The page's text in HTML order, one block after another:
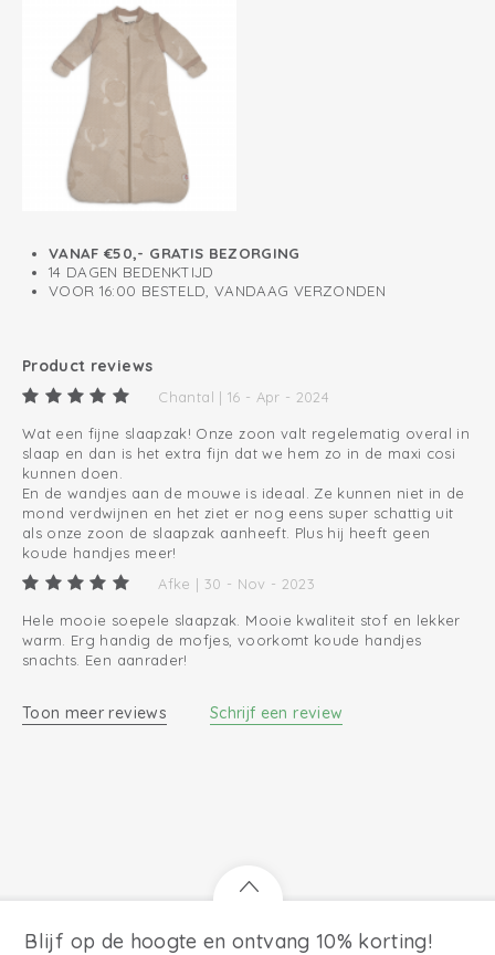
VANAF €50,- GRATIS BEZORGING
14 DAGEN BEDENKTIJD
VOOR 16:00 BESTELD, VANDAAG VERZONDEN
Product reviews
Chantal | 16 - Apr - 2024
Wat een fijne slaapzak! Onze zoon valt regelematig overal in
slaap en dan is het extra fijn dat we hem zo in de maxi cosi
kunnen doen.
En de wandjes aan de mouwe is ideaal. Ze kunnen niet in de
mond verdwijnen en het ziet er nog eens super schattig uit
als onze zoon de slaapzak aanheeft. Plus hij heeft geen
koude handjes meer!
Afke | 30 - Nov - 2023
Hele mooie soepele slaapzak. Mooie kwaliteit stof en lekker
warm. Erg handig de mofjes, voorkomt koude handjes
snachts. Een aanrader!
Toon meer reviews Schrijf een review
Blijf op de hoogte en ontvang 10% korting!